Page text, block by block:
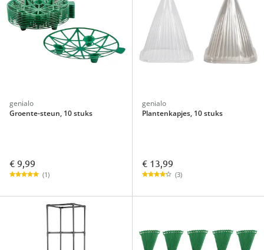
genialo
Groente-steun, 10 stuks
€ 9,99
(1)
genialo
Plantenkapjes, 10 stuks
€ 13,99
(3)